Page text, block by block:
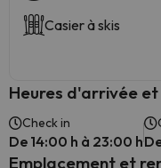
Casier à skis
Heures d'arrivée
Check in
De 14:00 h à 23:00 h
Emplacement et